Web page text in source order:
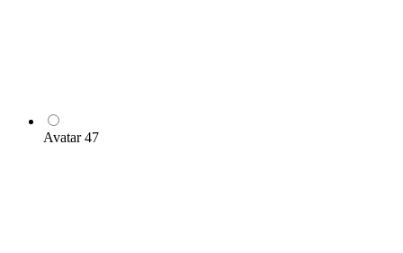
Avatar 47